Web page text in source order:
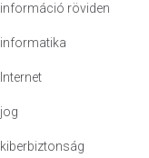
információ röviden
informatika
Internet
jog
kiberbiztonság